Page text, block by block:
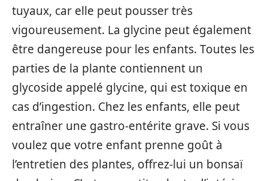
tuyaux, car elle peut pousser très
vigoureusement. La glycine peut également
être dangereuse pour les enfants. Toutes les
parties de la plante contiennent un
glycoside appelé glycine, qui est toxique en
cas d’ingestion. Chez les enfants, elle peut
entraîner une gastro-entérite grave. Si vous
voulez que votre enfant prenne goût à
l’entretien des plantes, offrez-lui un bonsaï